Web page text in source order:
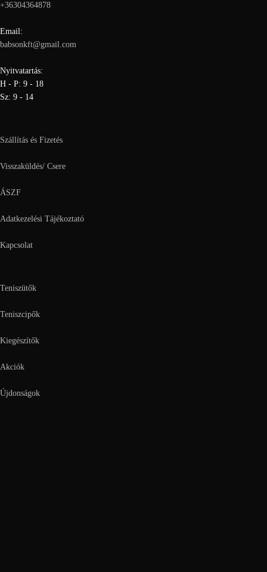
+36304364878
Email:
babsonkft@gmail.com
Nyitvatartás:
H - P: 9 - 18
Sz: 9 - 14
Szállítás és Fizetés
Visszaküldés/ Csere
ÁSZF
Adatkezelési Tájékoztató
Kapcsolat
Teniszütők
Teniszcipők
Kiegészítők
Akciók
Újdonságok